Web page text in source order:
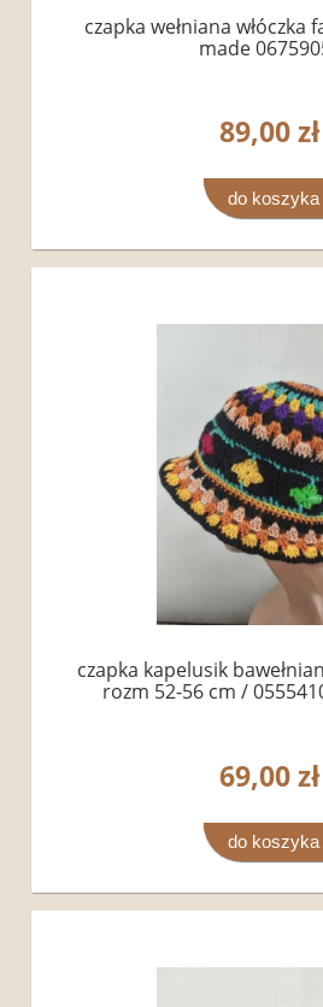
czapka wełniana włóczka
made
89,00 zł
do koszyka
czapka kapelusik
rozm 52-56 cm /
69,00 zł
do koszyka